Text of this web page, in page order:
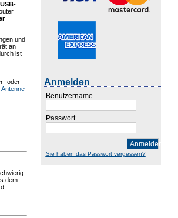
USB-
und
an
ist
oder
dem
Anmelden
Benutzername
Passwort
Anmelden
Sie haben das Passwort vergessen?